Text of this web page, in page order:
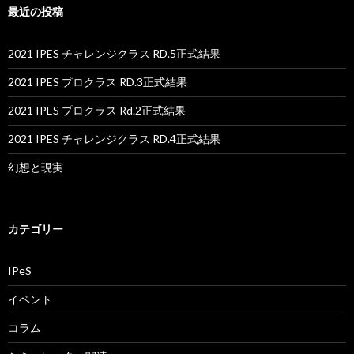
最近の投稿
2021 IPES チャレンジクラス RD.5正式結果
2021 IPES プロクラス RD.3正式結果
2021 IPES プロクラス Rd.2正式結果
2021 IPES チャレンジクラス RD.4正式結果
幻想と現実
カテゴリー
IPeS
イベント
コラム